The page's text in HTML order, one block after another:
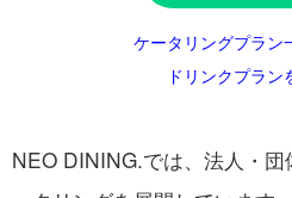
ケータリングプラン
ドリンクプラン
NEO DINING.では、法人・